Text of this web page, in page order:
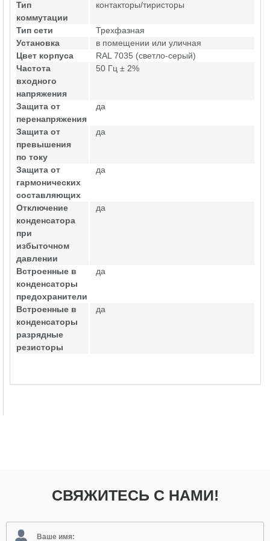
Тип
коммутации
контакторы/тиристоры
Тип сети
Трехфазная
Установка
в помещении или уличная
Цвет корпуса
RAL 7035 (светло-серый)
Частота
входного
напряжения
50 Гц ± 2%
Защита от
перенапряжения
да
Защита от
превышения
по току
да
Защита от
гармонических
составляющих
да
Отключение
конденсатора
при
избыточном
давлении
да
Встроенные в
конденсаторы
предохранители
да
Встроенные в
конденсаторы
разрядные
резисторы
да
СВЯЖИТЕСЬ С НАМИ!